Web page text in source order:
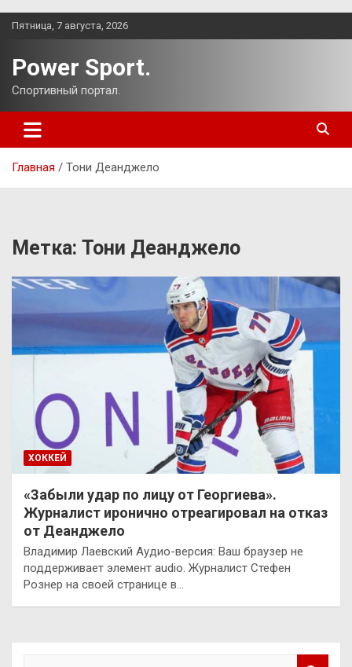
Перейти
Пятница, 7 августа, 2026
Power Sport.
Спортивный портал.
Главная Тони Деанджело
Метка: Тони Деанджело
ХОККЕЙ
«Забыли удар по лицу от Георгиева».
Журналист иронично отреагировал на отказ
от Деанджело
Владимир Лаевский Аудио-версия: Ваш браузер не
поддерживает элемент audio. Журналист Стефен
Рознер на своей странице в…